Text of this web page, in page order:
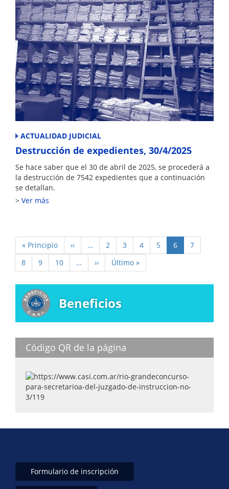
ACTUALIDAD JUDICIAL
Destrucción de expedientes, 30/4/2025
Se hace saber que el 30 de abril de 2025, se procederá a
la destrucción de 7542 expedientes que a continuación
se detallan.
Ver más
Paginación
Primera
página
« Principio
Página
anterior
‹‹ … Page
2 Page
3 Page
4 Page
5
Página
actual
6 Page
7
Page
8 Page
9 Page
10 …
Siguiente
página
››
Última
página
Último »
Beneficios
Código QR de la página
Formulario de inscripción